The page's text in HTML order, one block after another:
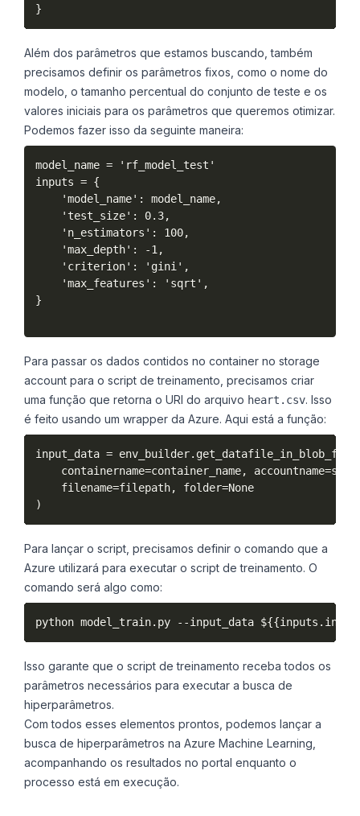
Além dos parâmetros que estamos buscando, também
precisamos definir os parâmetros fixos, como o nome do
modelo, o tamanho percentual do conjunto de teste e os
valores iniciais para os parâmetros que queremos otimizar.
Podemos fazer isso da seguinte maneira:
model_name = 'rf_model_test'
inputs = {
    'model_name': model_name,
    'test_size': 0.3,
    'n_estimators': 100,
    'max_depth': -1,
    'criterion': 'gini',
    'max_features': 'sqrt',
}
Para passar os dados contidos no container no storage
account para o script de treinamento, precisamos criar
uma função que retorna o URI do arquivo heart.csv. Isso
é feito usando um wrapper da Azure. Aqui está a função:
input_data =
containername=container_name,
    filename=filepath, folder=None
Para lançar o script, precisamos definir o comando que a
Azure utilizará para executar o script de treinamento. O
comando será algo como:
Isso garante que o script de treinamento receba todos os
parâmetros necessários para executar a busca de
hiperparâmetros.
Com todos esses elementos prontos, podemos lançar a
busca de hiperparâmetros na Azure Machine Learning,
acompanhando os resultados no portal enquanto o
processo está em execução.